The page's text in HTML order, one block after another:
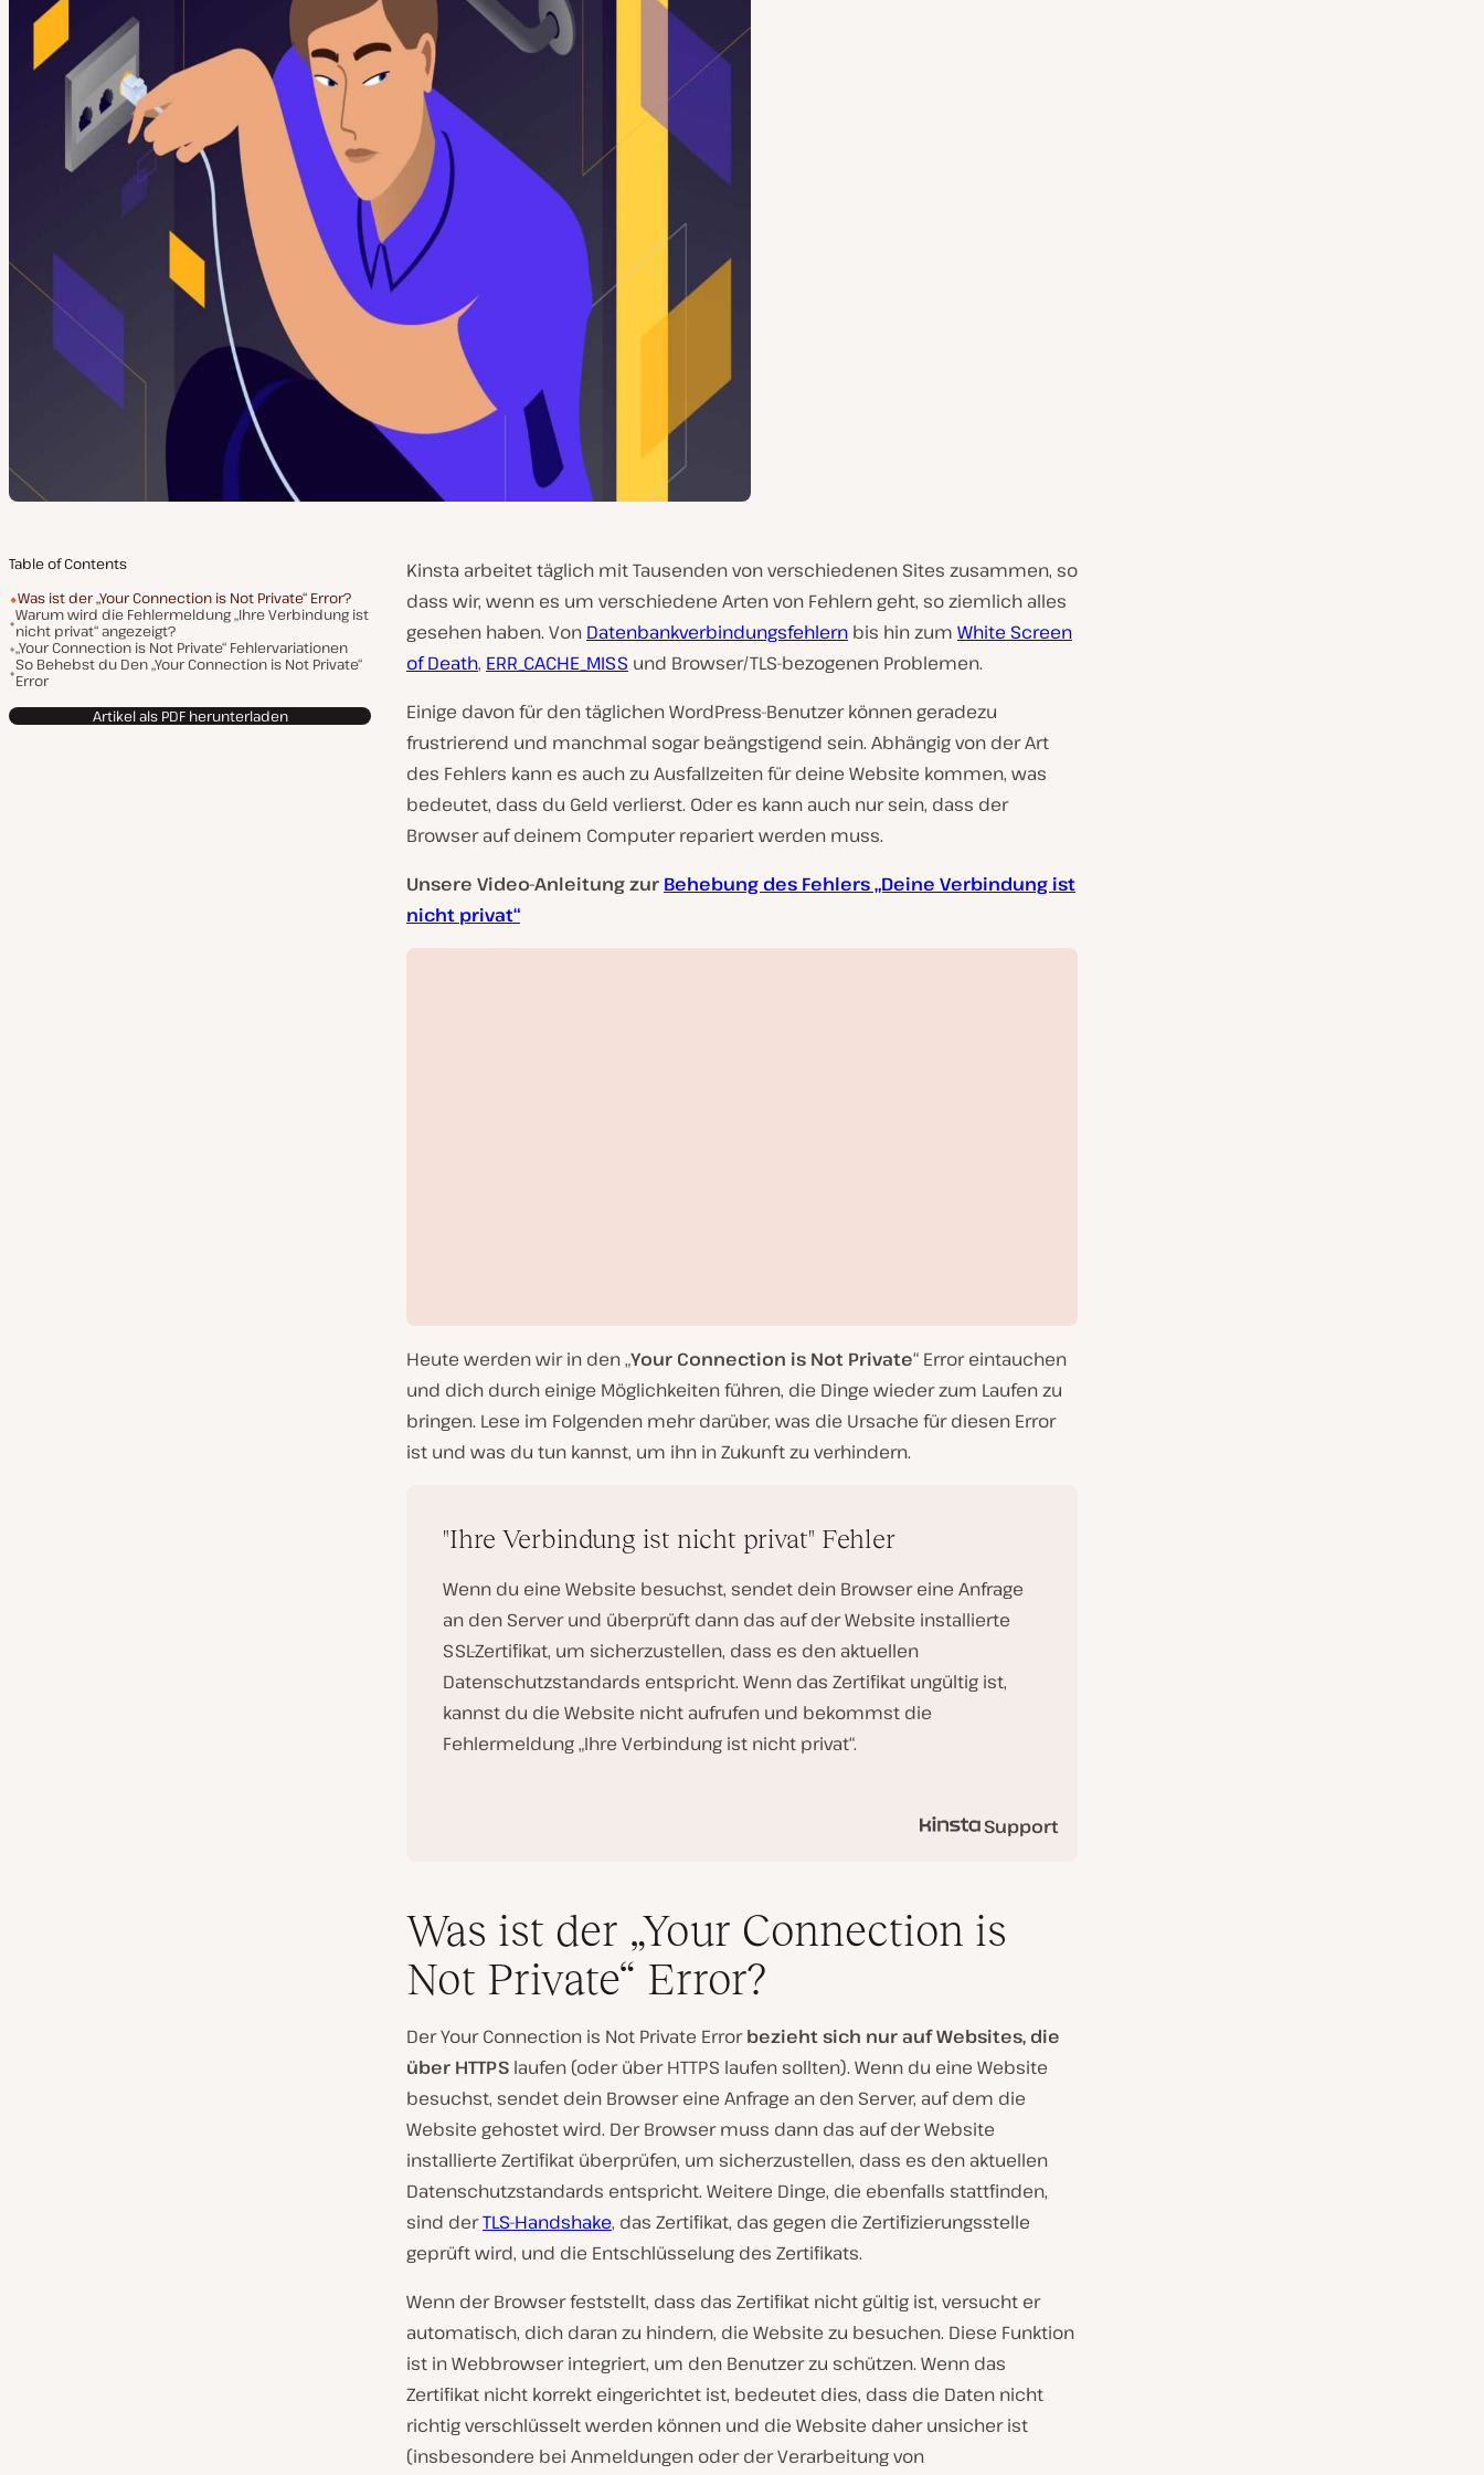
Table of Contents
Was ist der „Your Connection is Not Private“ Error?
Warum wird die Fehlermeldung „Ihre Verbindung ist
nicht privat“ angezeigt?
„Your Connection is Not Private“ Fehlervariationen
So Behebst du Den „Your Connection is Not Private“
Error
Artikel als PDF herunterladen
Kinsta arbeitet täglich mit Tausenden von verschiedenen Sites zusammen, so
dass wir, wenn es um verschiedene Arten von Fehlern geht, so ziemlich alles
gesehen haben. Von Datenbankverbindungsfehlern bis hin zum White Screen
of Death, ERR_CACHE_MISS und Browser/TLS-bezogenen Problemen.
Einige davon für den täglichen WordPress-Benutzer können geradezu
frustrierend und manchmal sogar beängstigend sein. Abhängig von der Art
des Fehlers kann es auch zu Ausfallzeiten für deine Website kommen, was
bedeutet, dass du Geld verlierst. Oder es kann auch nur sein, dass der
Browser auf deinem Computer repariert werden muss.
Unsere Video-Anleitung zur Behebung des Fehlers „Deine Verbindung ist
nicht privat“
i
e
o
a
s
p
e
Heute werden wir in den „Your Connection is Not Private“ Error eintauchen
und dich durch einige Möglichkeiten führen, die Dinge wieder zum Laufen zu
bringen. Lese im Folgenden mehr darüber, was die Ursache für diesen Error
ist und was du tun kannst, um ihn in Zukunft zu verhindern.
"Ihre Verbindung ist nicht privat" Fehler
Wenn du eine Website besuchst, sendet dein Browser eine Anfrage
an den Server und überprüft dann das auf der Website installierte
SSL-Zertifikat, um sicherzustellen, dass es den aktuellen
Datenschutzstandards entspricht. Wenn das Zertifikat ungültig ist,
kannst du die Website nicht aufrufen und bekommst die
Fehlermeldung „Ihre Verbindung ist nicht privat“.
Support
Was ist der „Your Connection is
Not Private“ Error?
Der Your Connection is Not Private Errorbezieht sich nur auf Websites, die
über HTTPS laufen (oder über HTTPS laufen sollten). Wenn du eine Website
besuchst, sendet dein Browser eine Anfrage an den Server, auf dem die
Website gehostet wird. Der Browser muss dann das auf der Website
installierte Zertifikat überprüfen, um sicherzustellen, dass es den aktuellen
Datenschutzstandards entspricht. Weitere Dinge, die ebenfalls stattfinden,
sind derTLS-Handshake, das Zertifikat, das gegen die Zertifizierungsstelle
geprüft wird, und die Entschlüsselung des Zertifikats.
Wenn der Browser feststellt, dass das Zertifikat nicht gültig ist, versucht er
automatisch, dich daran zu hindern, die Website zu besuchen. Diese Funktion
ist in Webbrowser integriert, um den Benutzer zu schützen. Wenn das
Zertifikat nicht korrekt eingerichtet ist, bedeutet dies, dass die Daten nicht
richtig verschlüsselt werden können und die Website daher unsicher ist
(insbesondere bei Anmeldungen oder der Verarbeitung von